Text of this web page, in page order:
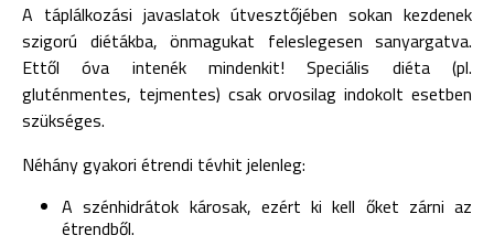
A táplálkozási javaslatok útvesztőjében sokan kezdenek
szigorú diétákba, önmagukat feleslegesen sanyargatva.
Ettől óva intenék mindenkit! Speciális diéta (pl.
gluténmentes, tejmentes) csak orvosilag indokolt esetben
szükséges.
Néhány gyakori étrendi tévhit jelenleg:
A szénhidrátok károsak, ezért ki kell őket zárni az
étrendből.